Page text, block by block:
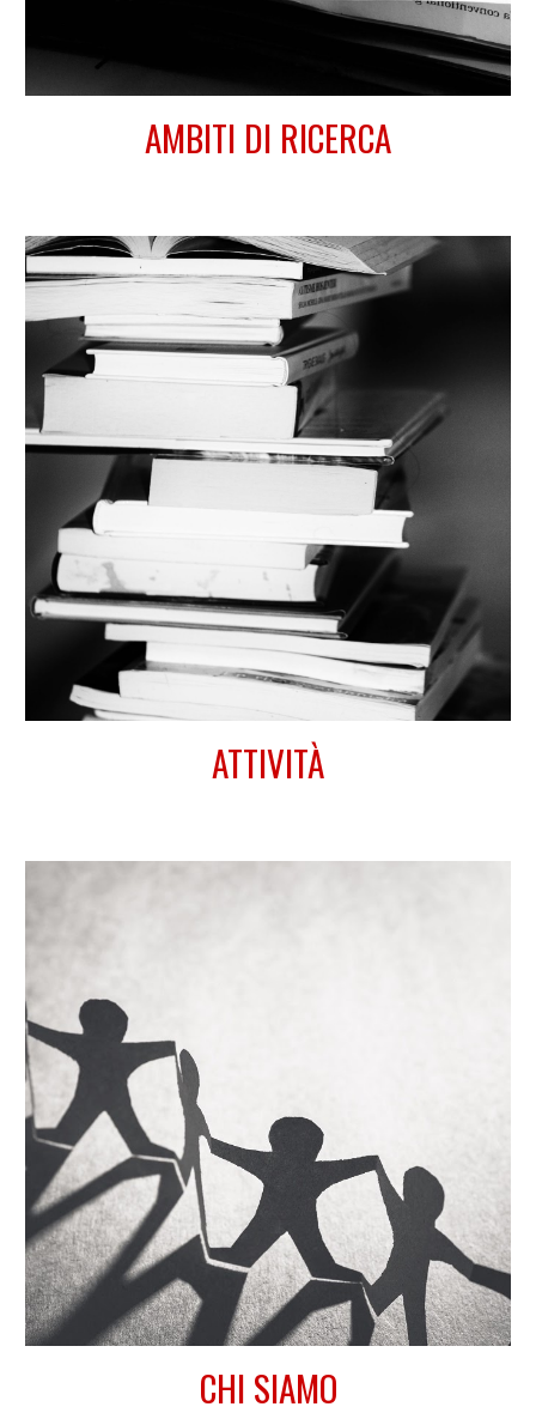
AMBITI DI RICERCA
ATTIVITÀ
CHI SIAMO